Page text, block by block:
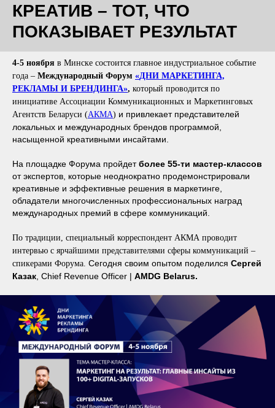
КРЕАТИВ – ТОТ, ЧТО
ПОКАЗЫВАЕТ РЕЗУЛЬТАТ
4-5 ноября в Минске состоится главное индустриальное событие
года – Международный Форум «ДНИ МАРКЕТИНГА,
РЕКЛАМЫ И БРЕНДИНГА», который проводится по
инициативе Ассоциации Коммуникационных и Маркетинговых
Агентств Беларуси (АКМА) и привлекает представителей
локальных и международных брендов программой,
насыщенной креативными инсайтами.
На площадке Форума пройдетболее 55-ти мастер-классов
от экспертов, которые неоднократно продемонстрировали
креативные и эффективные решения в маркетинге,
обладатели многочисленных профессиональных наград
международных премий в сфере коммуникаций.
По традиции, специальный корреспондент АКМА проводит
интервью с ярчайшими представителями сферы коммуникаций –
спикерами Форума. Сегодня своим опытом поделился Сергей
Казак , Chief Revenue Officer | AMDG Belarus.